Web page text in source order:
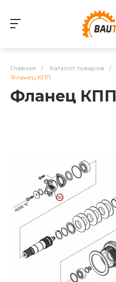
Главная / Каталог товаров /
Фланец КПП
Фланец КПП